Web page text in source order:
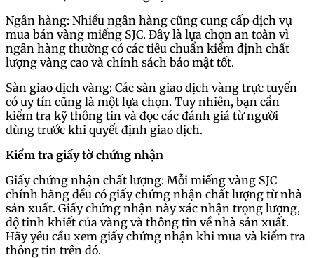
Ngân hàng: Nhiều ngân hàng cũng cung cấp dịch vụ
mua bán vàng miếng SJC. Đây là lựa chọn an toàn vì
ngân hàng thường có các tiêu chuẩn kiểm định chất
lượng vàng cao và chính sách bảo mật tốt.
Sàn giao dịch vàng: Các sàn giao dịch vàng trực tuyến
có uy tín cũng là một lựa chọn. Tuy nhiên, bạn cần
kiểm tra kỹ thông tin và đọc các đánh giá từ người
dùng trước khi quyết định giao dịch.
Kiểm tra giấy tờ chứng nhận
Giấy chứng nhận chất lượng: Mỗi miếng vàng SJC
chính hãng đều có giấy chứng nhận chất lượng từ nhà
sản xuất. Giấy chứng nhận này xác nhận trọng lượng,
độ tinh khiết của vàng và thông tin về nhà sản xuất.
Hãy yêu cầu xem giấy chứng nhận khi mua và kiểm tra
thông tin trên đó.